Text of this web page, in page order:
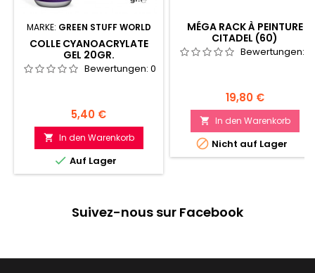
MARKE: GREEN STUFF WORLD
COLLE CYANOACRYLATE
GEL 20GR.
Bewertungen: 0
Preis
5,40 €
 In den Warenkorb
 Auf Lager
MÉGA RACK À PEINTURE
CITADEL (60)
Bewertungen:
Preis
19,80 €
 In den Warenkorb
 Nicht auf Lager
Suivez-nous sur Facebook